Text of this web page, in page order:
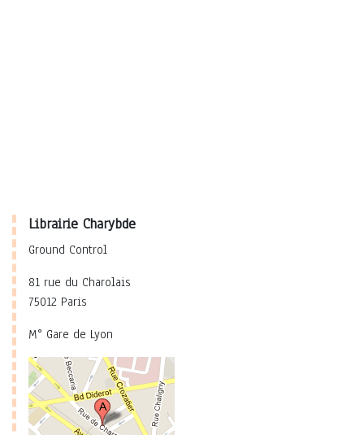
Librairie Charybde
Ground Control
81 rue du Charolais
75012 Paris
M° Gare de Lyon